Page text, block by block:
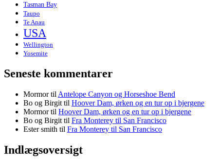
Tasman Bay
Taupo
Te Anau
USA
Wellington
Yosemite
Seneste kommentarer
Mormortil Antelope Canyon og Horseshoe Bend
Bo og Birgit til Hoover Dam, ørken og en tur op i bjergene
Mormortil Hoover Dam, ørken og en tur op i bjergene
Bo og Birgit til Fra Monterey til San Francisco
Ester smith til Fra Monterey til San Francisco
Indlægsoversigt